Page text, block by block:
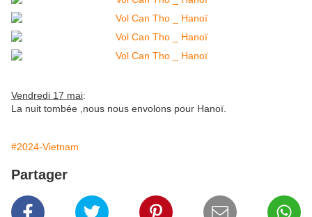
Vendredi 17 mai:
La nuit tombée ,nous nous envolons pour Hanoï.
#2024-Vietnam
Partager